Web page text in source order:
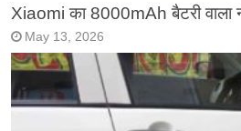
Xiaomi का 8000mAh बैटरी वाला
May 13, 2026